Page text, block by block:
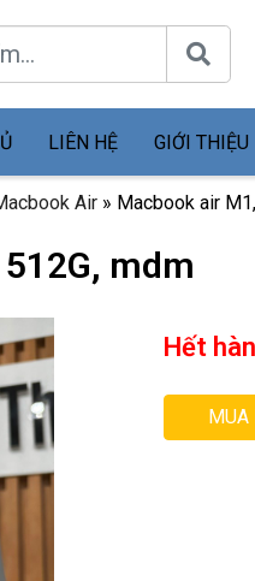
LIÊN HỆ GIỚI THIỆU
Air » Macbook air
mdm
Hết
MUA